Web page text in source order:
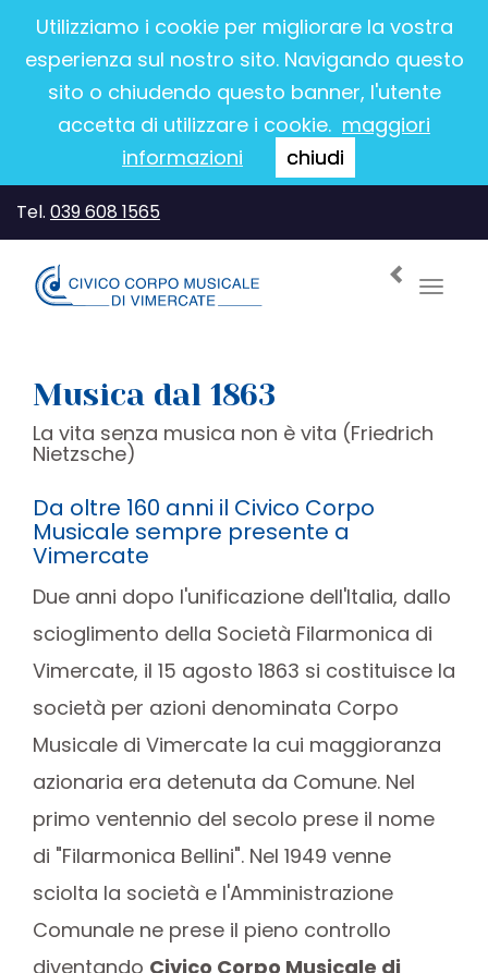
Utilizziamo i cookie per migliorare la vostra
esperienza sul nostro sito. Navigando questo
sito o chiudendo questo banner, l'utente
accetta di utilizzare i cookie. maggiori
informazioni
chiudi
Tel. 039 608 1565
Musica dal 1863
La vita senza musica non è vita (Friedrich
Nietzsche)
Da oltre 160 anni il Civico Corpo
Musicale sempre presente a
Vimercate
Due anni dopo l'unificazione dell'Italia, dallo
scioglimento della Società Filarmonica di
Vimercate, il 15 agosto 1863 si costituisce la
società per azioni denominata Corpo
Musicale di Vimercate la cui maggioranza
azionaria era detenuta da Comune. Nel
primo ventennio del secolo prese il nome
di "Filarmonica Bellini". Nel 1949 venne
sciolta la società e l'Amministrazione
Comunale ne prese il pieno controllo
diventando Civico Corpo Musicale di